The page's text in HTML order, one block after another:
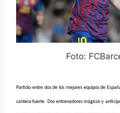
Foto:
Partido entre dos de los mejores equipos de
cantera fuerte. Dos entrenadores mágicos y